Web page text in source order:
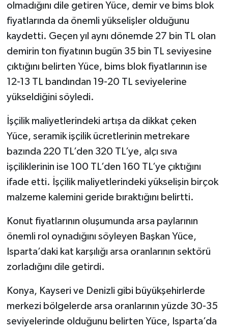
olmadığını dile getiren Yüce, demir ve bims blok
fiyatlarında da önemli yükselişler olduğunu
kaydetti. Geçen yıl aynı dönemde 27 bin TL olan
demirin ton fiyatının bugün 35 bin TL seviyesine
çıktığını belirten Yüce, bims blok fiyatlarının ise
12-13 TL bandından 19-20 TL seviyelerine
yükseldiğini söyledi.
İşçilik maliyetlerindeki artışa da dikkat çeken
Yüce, seramik işçilik ücretlerinin metrekare
bazında 220 TL’den 320 TL’ye, alçı sıva
işçiliklerinin ise 100 TL’den 160 TL’ye çıktığını
ifade etti. İşçilik maliyetlerindeki yükselişin birçok
malzeme kalemini geride bıraktığını belirtti.
Konut fiyatlarının oluşumunda arsa paylarının
önemli rol oynadığını söyleyen Başkan Yüce,
Isparta’daki kat karşılığı arsa oranlarının sektörü
zorladığını dile getirdi.
Konya, Kayseri ve Denizli gibi büyükşehirlerde
merkezi bölgelerde arsa oranlarının yüzde 30-35
seviyelerinde olduğunu belirten Yüce, Isparta’da
Türkiye
Yerel
İletişim
Künye